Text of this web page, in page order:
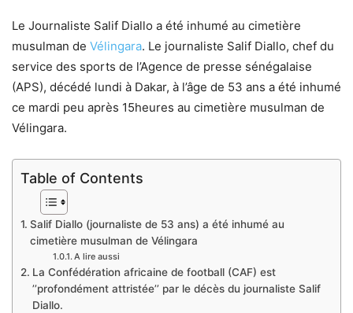
Le Journaliste Salif Diallo a été inhumé au cimetière
musulman de Vélingara. Le journaliste Salif Diallo, chef du
service des sports de l’Agence de presse sénégalaise
(APS), décédé lundi à Dakar, à l’âge de 53 ans a été inhumé
ce mardi peu après 15heures au cimetière musulman de
Vélingara.
Table of Contents
Salif Diallo (journaliste de 53 ans) a été inhumé au
cimetière musulman de Vélingara
A lire aussi
La Confédération africaine de football (CAF) est
’’profondément attristée’’ par le décès du journaliste Salif
Diallo.